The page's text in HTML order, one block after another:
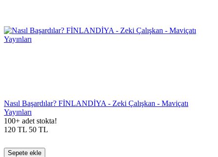
Nasıl Başardılar? FİNLANDİYA - Zeki Çalışkan - Maviçatı
Yayınları
100+ adet stokta!
120 TL 50 TL
Sepete ekle